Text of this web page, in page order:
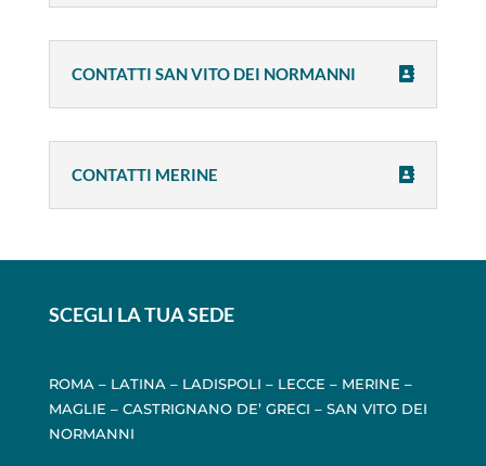
CONTATTI SAN VITO DEI NORMANNI
CONTATTI MERINE
SCEGLI LA TUA SEDE
ROMA – LATINA – LADISPOLI – LECCE – MERINE –
MAGLIE – CASTRIGNANO DE’ GRECI – SAN VITO DEI
NORMANNI